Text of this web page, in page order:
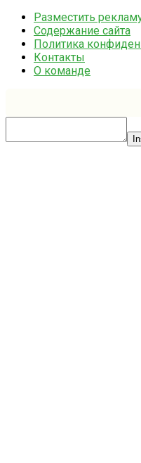
Разместить
Содержание сайта
Политика
Контакты
О команде